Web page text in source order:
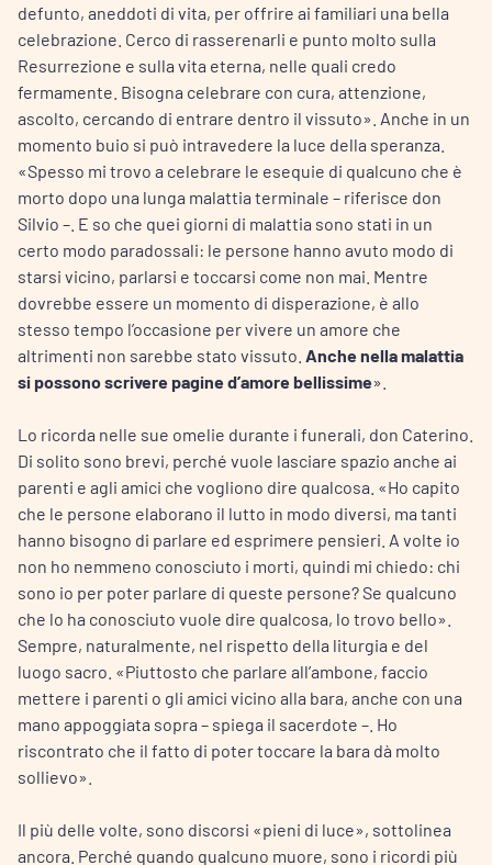
defunto, aneddoti di vita, per offrire ai familiari una bella
celebrazione. Cerco di rasserenarli e punto molto sulla
Resurrezione e sulla vita eterna, nelle quali credo
fermamente. Bisogna celebrare con cura, attenzione,
ascolto, cercando di entrare dentro il vissuto». Anche in un
momento buio si può intravedere la luce della speranza.
«Spesso mi trovo a celebrare le esequie di qualcuno che è
morto dopo una lunga malattia terminale – riferisce don
Silvio –. E so che quei giorni di malattia sono stati in un
certo modo paradossali: le persone hanno avuto modo di
starsi vicino, parlarsi e toccarsi come non mai. Mentre
dovrebbe essere un momento di disperazione, è allo
stesso tempo l’occasione per vivere un amore che
altrimenti non sarebbe stato vissuto. Anche nella malattia
si possono scrivere pagine d’amore bellissime».
Lo ricorda nelle sue omelie durante i funerali, don Caterino.
Di solito sono brevi, perché vuole lasciare spazio anche ai
parenti e agli amici che vogliono dire qualcosa. «Ho capito
che le persone elaborano il lutto in modo diversi, ma tanti
hanno bisogno di parlare ed esprimere pensieri. A volte io
non ho nemmeno conosciuto i morti, quindi mi chiedo: chi
sono io per poter parlare di queste persone? Se qualcuno
che lo ha conosciuto vuole dire qualcosa, lo trovo bello».
Sempre, naturalmente, nel rispetto della liturgia e del
luogo sacro. «Piuttosto che parlare all’ambone, faccio
mettere i parenti o gli amici vicino alla bara, anche con una
mano appoggiata sopra – spiega il sacerdote –. Ho
riscontrato che il fatto di poter toccare la bara dà molto
sollievo».
Il più delle volte, sono discorsi «pieni di luce», sottolinea
ancora. Perché quando qualcuno muore, sono i ricordi più